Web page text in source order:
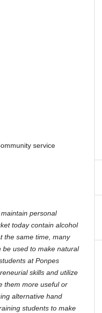
service
personal
today contain alcohol
the same time, many
be used to make natural
at Ponpes
skills and utilize
them more useful or
alternative hand
students to make